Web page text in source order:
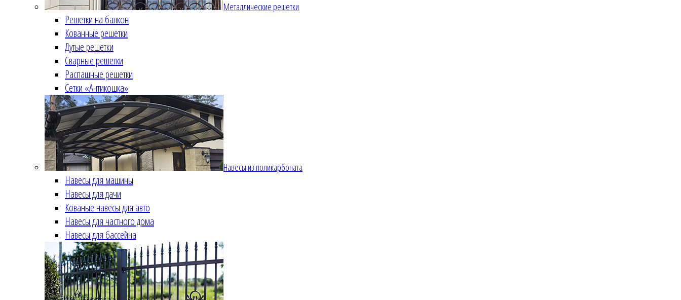
Металлические решетки
Решетки на балкон
Кованные решетки
Дутые решетки
Сварные решетки
Распашные решетки
Сетки «Антикошка»
Навесы из поликарбоната
Навесы для машины
Навесы для дачи
Кованые навесы для авто
Навесы для частного дома
Навесы для бассейна